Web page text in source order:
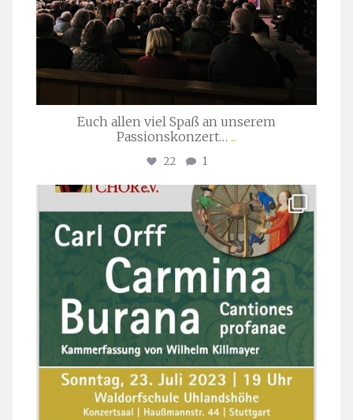
Euch allen viel Spaß an unserem
Passionskonzert… ...
22 1
stuttgarter_oratorienchor
Juli 22